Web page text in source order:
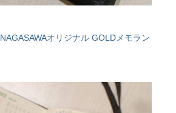
NAGASAWAオリジナル GOLDメモラン